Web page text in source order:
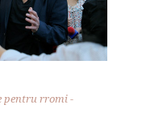
pentru rromi